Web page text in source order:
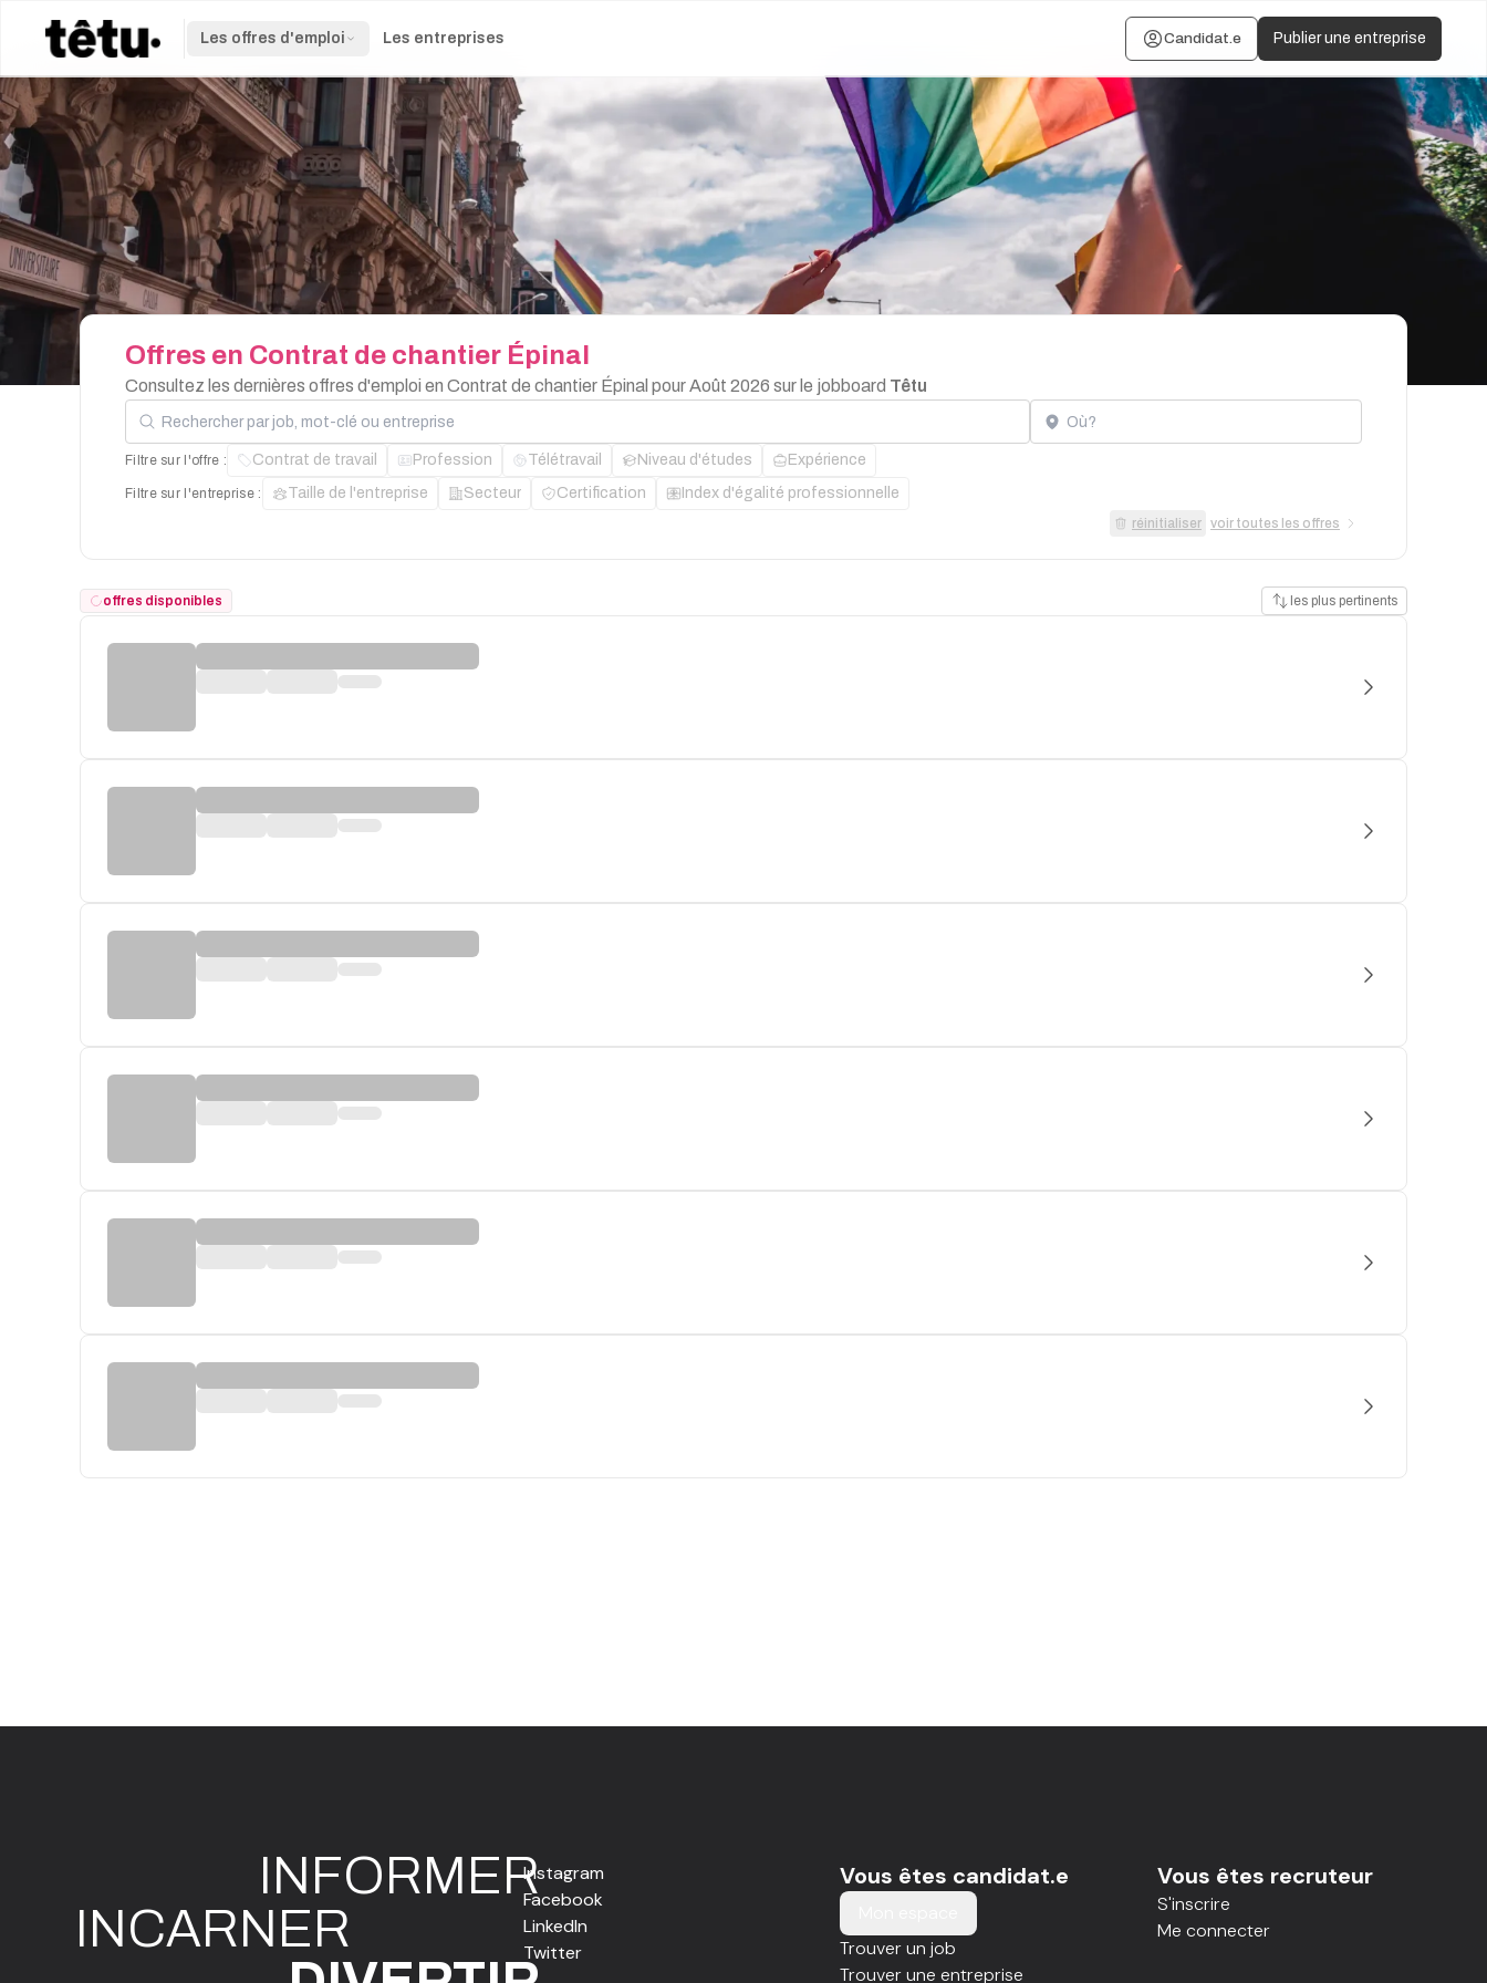
Les offres d'emploi Les entreprises Candidat.e Publier une entreprise
Offres en Contrat de chantier Épinal
Consultez les dernières offres d'emploi en Contrat de chantier Épinal pour Août 2026 sur le jobboard Têtu
Rechercher par job, mot-clé ou entreprise Localisation
Filtre sur l'offre : Contrat de travail Profession Télétravail Niveau d'études Expérience
Filtre sur l'entreprise : Taille de l'entreprise Secteur Certification Index d'égalité professionnelle
réinitialiser voir toutes les offres
offres disponibles les plus pertinents
INFORMER
INCARNER
Instagram
Facebook
LinkedIn
Twitter
Vous êtes candidat.e
Trouver un job
Trouver une entreprise
Vous êtes recruteur
S'inscrire
Me connecter